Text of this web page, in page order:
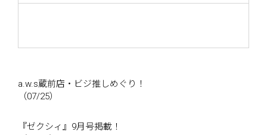
a.w.s蔵前店・ビジ推しめぐり！
（07/25）
『ゼクシィ』9月号掲載！